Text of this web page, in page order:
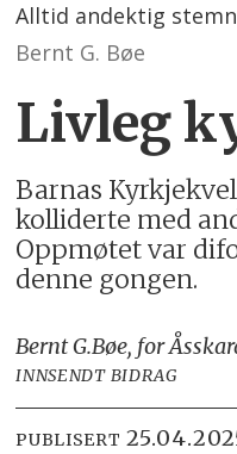
Alltid andektig
Bernt G. Bøe
Livleg
Barnas
kolliderte med
Oppmøtet var
denne gongen.
Bernt G.Bøe, for
INNSENDT BIDRAG
PUBLISERT